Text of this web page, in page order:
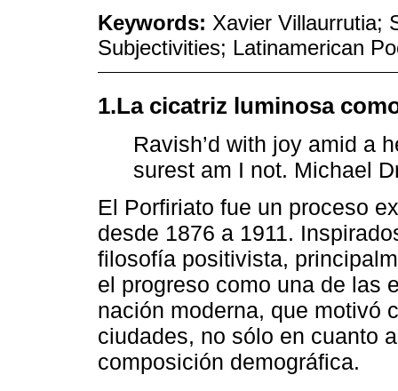
Keywords: Xavier Villaurrutia;
Subjectivities; Latinamerican
1.La cicatriz luminosa
Ravish’d with joy amid a
surest am I not. Michael
El Porfiriato fue un proceso
desde 1876 a 1911.
filosofía positivista,
el progreso como una de las
nación moderna, que motivó
ciudades, no sólo en cuanto
composición demográfica.